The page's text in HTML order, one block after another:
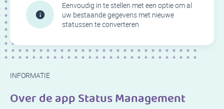
Eenvoudig in te stellen met een optie om al
uw bestaande gegevens met nieuwe
statussen te converteren
INFORMATIE
Over de app Status Management